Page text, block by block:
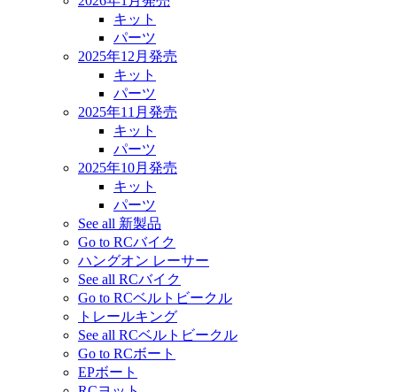
キット
パーツ
2025年12月発売
キット
パーツ
2025年11月発売
キット
パーツ
2025年10月発売
キット
パーツ
See all 新製品
Go to RCバイク
ハングオン レーサー
See all RCバイク
Go to RCベルトビークル
トレールキング
See all RCベルトビークル
Go to RCボート
EPボート